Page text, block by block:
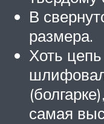
В
размера.
Хоть
самая